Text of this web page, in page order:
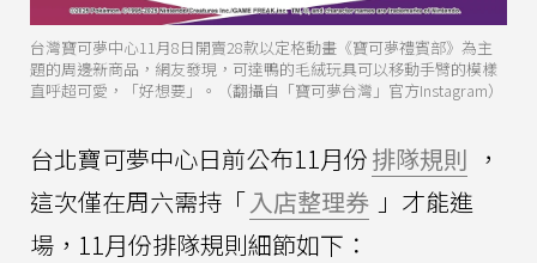
台灣寶可夢中心11月8日開賣28款以定格動畫《寶可夢禮賓部》為主
題的周邊新商品，網友發現，可達鴨的毛絨玩具可以移動手臂的模樣
直呼超可愛，「好想要」。（翻攝自「寶可夢台灣」官方Instagram）
台北寶可夢中心日前公布11月份排隊規則 ，
這次僅在周六需持「入店整理券 」才能進
場，11月份排隊規則細節如下：